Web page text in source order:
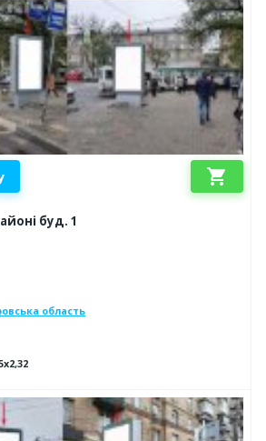
shopping_cart
буд. 1
область